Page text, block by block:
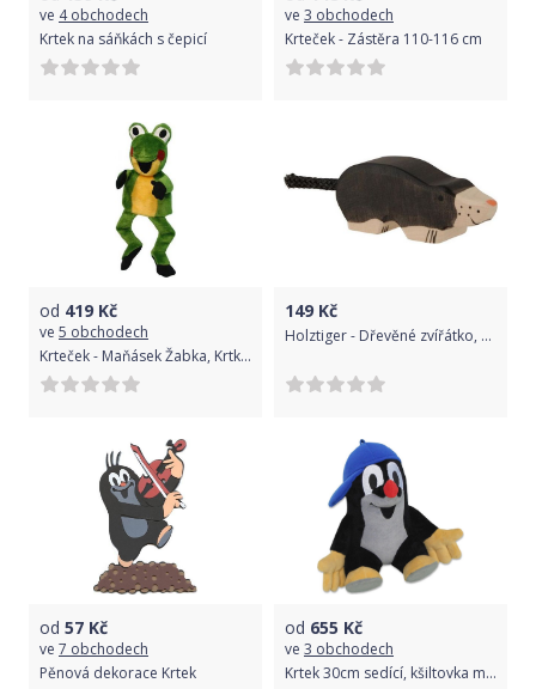
ve 4 obchodech
Krtek na sáňkách s čepicí
ve 3 obchodech
Krteček - Zástěra 110-116 cm
od 419 Kč
ve 5 obchodech
Krteček - Maňásek Žabka, Krtkův kamarád
149 Kč
Holztiger - Dřevěné zvířátko, Krtek
od 57 Kč
ve 7 obchodech
Pěnová dekorace Krtek
od 655 Kč
ve 3 obchodech
Krtek 30cm sedící, kšiltovka modrá